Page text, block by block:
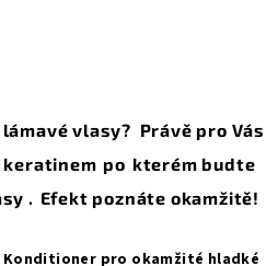
vlasy? Právě pro Vás
keratinem po kterém budte
. Efekt poznáte okamžitě!
pro okamžité hladké